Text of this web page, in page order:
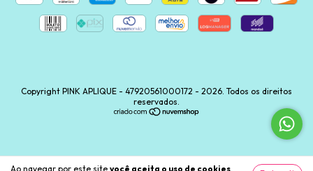
Ao navegar por este site você aceita o uso de cookies
Copyright PINK APLIQUE - 47920561000172 - 2026. Todos os direitos
reservados.